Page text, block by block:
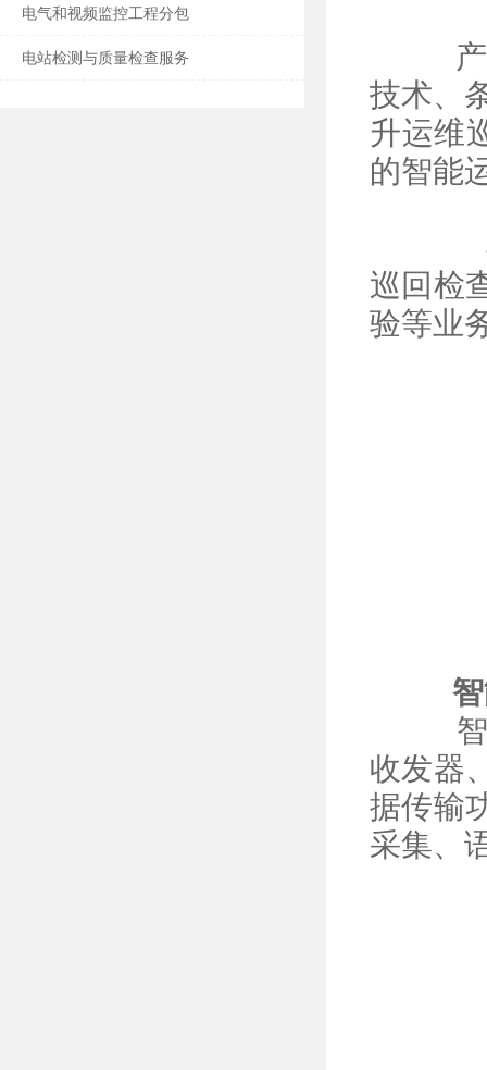
电气和视频监控工程分包
电站检测与质量检查服务
产
技术、
升运维
的智能
实用
巡回检
验等业
智
收发器
据传输
采集、